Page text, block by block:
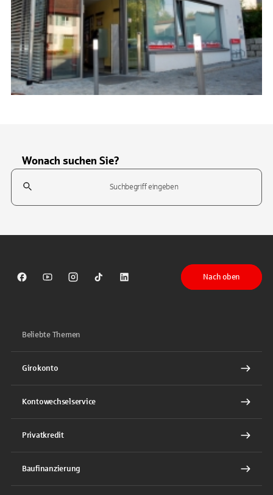
Wonach suchen Sie?
Suchfeld
Sparkasse auf Facebook
Sparkasse auf Youtube
Sparkasse auf Instagram
Sparkasse auf TikTok
Sparkasse auf LinkedIn
Nach oben
Beliebte Themen
Girokonto
Kontowechselservice
Privatkredit
Baufinanzierung